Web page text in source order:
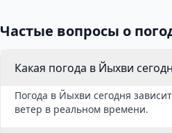
Частые вопросы о
Какая погода в Йыхви
Погода в Йыхви сегодня
ветер в реальном времени.